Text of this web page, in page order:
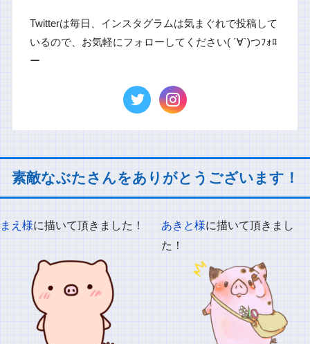
Twitterは毎日、インスタグラムは気まぐれで投稿して
いるので、お気軽にフォローしてください( ´∀`)つﾌｫﾛ
ー
素敵なぶたさんをありがとうございます！
まえ様に描いて頂きました！ あきと様に描いて頂きまし
た！